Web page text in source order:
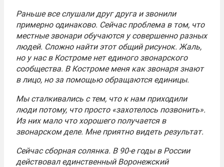
Раньше все слушали друг друга и звонили
примерно одинаково. Сейчас проблема в том, что
местные звонари обучаются у совершенно разных
людей. Сложно найти этот общий рисунок. Жаль,
но у нас в Костроме нет единого звонарского
сообщества. В Костроме меня как звонаря знают
в лицо, но за помощью обращаются единицы.
Мы сталкивались с тем, что к нам приходили
люди потому, что просто «захотелось позвонить».
Из них мало что хорошего получается в
звонарском деле. Мне приятно видеть результат.
Сейчас сборная солянка. В 90-е годы в России
действовал единственный Воронежский